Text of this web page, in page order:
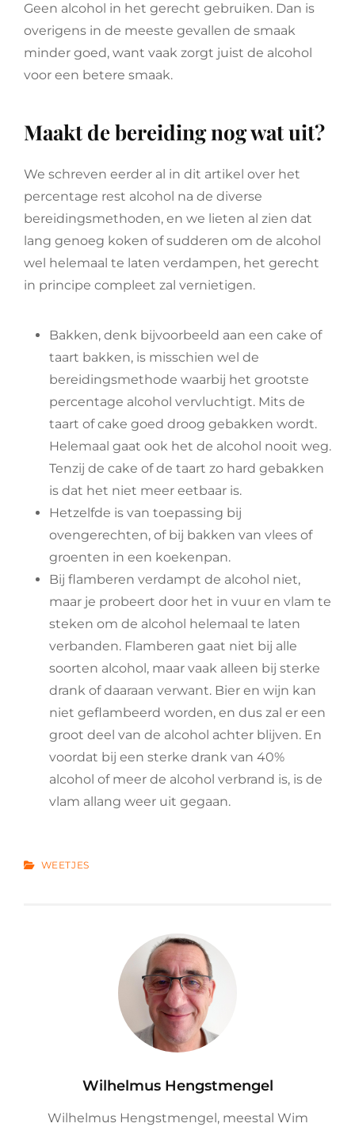
Geen alcohol in het gerecht gebruiken. Dan is
overigens in de meeste gevallen de smaak
minder goed, want vaak zorgt juist de alcohol
voor een betere smaak.
Maakt de bereiding nog wat uit?
We schreven eerder al in dit artikel over het
percentage rest alcohol na de diverse
bereidingsmethoden, en we lieten al zien dat
lang genoeg koken of sudderen om de alcohol
wel helemaal te laten verdampen, het gerecht
in principe compleet zal vernietigen.
Bakken, denk bijvoorbeeld aan een cake of
taart bakken, is misschien wel de
bereidingsmethode waarbij het grootste
percentage alcohol vervluchtigt. Mits de
taart of cake goed droog gebakken wordt.
Helemaal gaat ook het de alcohol nooit weg.
Tenzij de cake of de taart zo hard gebakken
is dat het niet meer eetbaar is.
Hetzelfde is van toepassing bij
ovengerechten, of bij bakken van vlees of
groenten in een koekenpan.
Bij flamberen verdampt de alcohol niet,
maar je probeert door het in vuur en vlam te
steken om de alcohol helemaal te laten
verbanden. Flamberen gaat niet bij alle
soorten alcohol, maar vaak alleen bij sterke
drank of daaraan verwant. Bier en wijn kan
niet geflambeerd worden, en dus zal er een
groot deel van de alcohol achter blijven. En
voordat bij een sterke drank van 40%
alcohol of meer de alcohol verbrand is, is de
vlam allang weer uit gegaan.
CATEGORIES
WEETJES
Author:
Wilhelmus Hengstmengel
Wilhelmus Hengstmengel, meestal Wim